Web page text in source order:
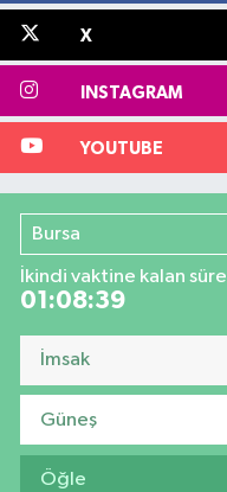
X
INSTAGRAM
YOUTUBE
Bursa
İkindi vaktine kalan süre
01:08:38
İmsak
Güneş
Öğle